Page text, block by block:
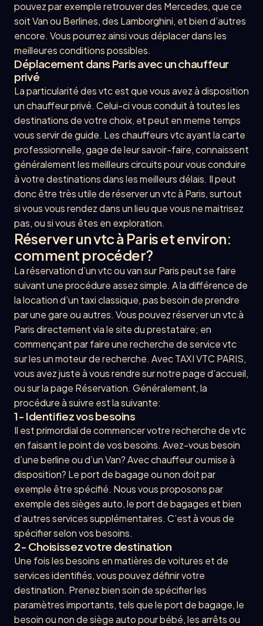
pouvez par exemple retrouver des Mercedes, que ce
soit Van ou Berlines, des Lamborghini, et bien d’autres
encore. Vous pourrez ainsi vous déplacer dans les
meilleures conditions possibles.
Déplacement dans Paris avec un chauffeur
privé
La particularité des vtc est que vous avez à disposition
un chauffeur privé. Celui-ci vous conduit à toutes les
destinations de votre choix, et peut en meme temps
vous servir de guide. Les chauffeurs vtc ayant la carte
professionnelle, gage de leur savoir-faire, connaissent
généralement les meilleurs circuits pour vous conduire
à votre destinations dans les meilleurs délais. Il peut
donc être très utile de réserver un vtc à Paris, surtout
si vous vous rendez dans un lieu que vous ne maitrisez
pas, ou si vous êtes en exploration.
Réserver un vtc à Paris et environ:
comment procéder?
La réservation d’un vtc ou van sur Paris peut se faire
suivant une procédure assez simple. A la différence de
la location d’un taxi classique, pas besoin de prendre
par une gare ou autres. Vous pouvez réserver un vtc à
Paris directement via le site du prestataire; en
commençant par faire une recherche de service vtc
sur les un moteur de recherche. Avec TAXI VTC PARIS,
vous avez juste à vous rendre sur notre page d’accueil,
ou sur la page Réservation. Généralement, la
procédure à suivre est la suivante:
1- Identifiez vos besoins
Il est primordial de commencer votre recherche de vtc
en faisant le point de vos besoins. Avez-vous besoin
d’une berline ou d’un Van? Avec chauffeur ou mise à
disposition? Le port de bagage ou non doit par
exemple être spécifié. Nous vous proposons par
exemple des sièges auto, le port de bagages et bien
d’autres services supplémentaires. C’est à vous de
spécifier selon vos besoins.
2- Choisissez votre destination
Une fois les besoins en matières de voitures et de
services identifiés, vous pouvez définir votre
destination. Prenez bien soin de spécifier les
paramètres importants, tels que le port de bagage, le
besoin ou non de siège auto pour bébé, les arrêts ou